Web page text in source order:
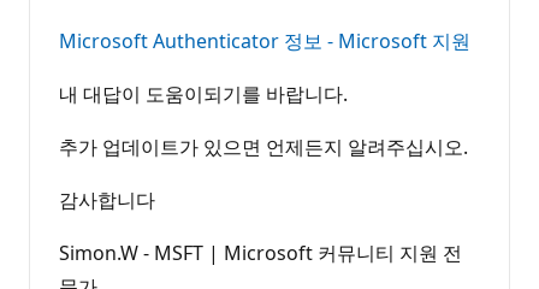
Microsoft Authenticator 정보 - Microsoft 지원
내 대답이 도움이되기를 바랍니다.
추가 업데이트가 있으면 언제든지 알려주십시오.
감사합니다
Simon.W - MSFT | Microsoft 커뮤니티 지원 전